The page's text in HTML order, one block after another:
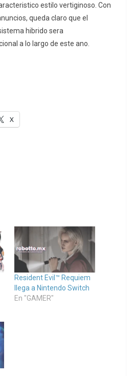
estilo vertiginoso. Con
queda claro que el
hibrido sera
a lo largo de este ano.
X
Resident Evil™ Requiem
llega a Nintendo Switch
En "GAMER"